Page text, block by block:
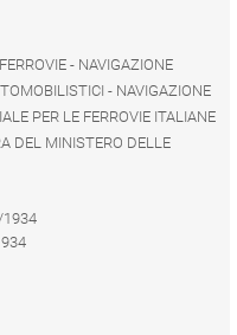
- NAVIGAZIONE
- NAVIGAZIONE
PER LE FERROVIE ITALIANE
DEL MINISTERO DELLE